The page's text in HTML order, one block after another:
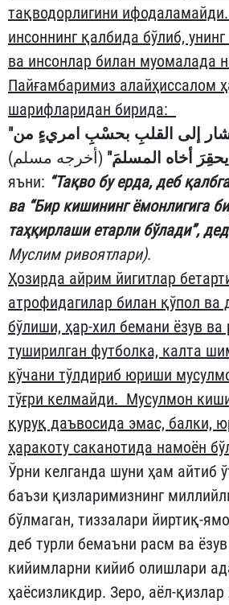
тақводорлигини
инсоннинг қалбида бўлиб,
ва инсонлар билан муомалада
Пайғамбаримиз алайҳиссалом
шарифларидан бирида:
"التقوى ها هنا وأشار إلى القلبِ بحسْبِ امريءٍ من
أخاه المسلمَ"
яъни: “Тақво бу ерда, деб
ва “Бир кишининг ёмонлигига
таҳқирлаши етарли бўлади”,
Муслим ривоятлари).
Ҳозирда айрим йигитлар
атрофидагилар билан қўпол ва
бўлиши, ҳар-хил бемани ёзув ва
туширилган футболка, калта
кўчани тўлдириб юриши
тўғри келмайди. Мусулмон
қуруқ даъвосида эмас, балки,
ҳаракоту саканотида намоён
Ўрни келганда шуни ҳам айтиб
баъзи қизларимизнинг
бўлмаган, тиззалари йиртиқ-
деб турли бемаъни расм ва
кийимларни кийиб олишлари
ҳаёсизликдир. Зеро, аёл-қизлар